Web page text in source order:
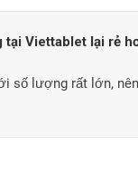
tại Viettablet lại rẻ
số lượng rất lớn,